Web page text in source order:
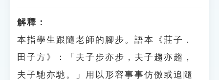
解釋：
本指學生跟隨老師的腳步。語本《莊子．
田子方》：「夫子步亦步，夫子趨亦趨，
夫子馳亦馳。」用以形容事事仿傚或追隨